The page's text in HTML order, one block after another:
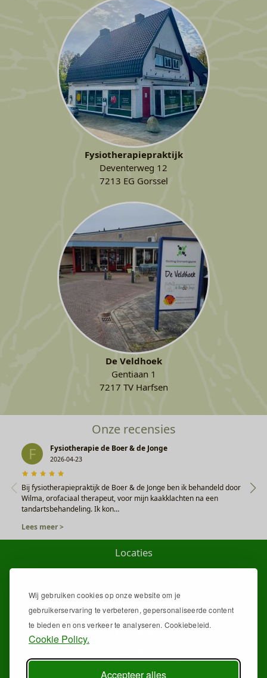
Wij gebruiken cookies op onze website om je
gebruikerservaring te verbeteren, gepersonaliseerde content
te bieden en ons verkeer te analyseren. Cookiebeleid.
Cookie Policy.
Accepteer alles
Fysiotherapiepraktijk
Deventerweg 12
7213 EG Gorssel
De Veldhoek
Gentiaan 1
7217 TV Harfsen
Onze recensies
F Fysiotherapie de Boer & de Jonge
2026-04-23
Bij fysiotherapiepraktijk de Boer & de Jonge ben ik behandeld door
Wilma, orofaciaal therapeut, voor mijn kaakklachten na een
tandartsbehandeling. Ik kon…
Lees meer >
Locaties
7213 EG Gorssel
De Veldhoek
Gentiaan 1
7217 TV Harfsen
Toegankelijk voor mindervaliden